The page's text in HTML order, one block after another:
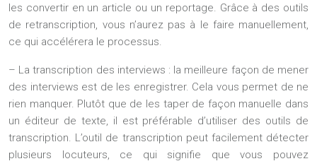
les convertir en un article ou un reportage. Grâce à des outils
de retranscription, vous n’aurez pas à le faire manuellement,
ce qui accélérera le processus.
– La transcription des interviews : la meilleure façon de mener
des interviews est de les enregistrer. Cela vous permet de ne
rien manquer. Plutôt que de les taper de façon manuelle dans
un éditeur de texte, il est préférable d’utiliser des outils de
transcription. L’outil de transcription peut facilement détecter
plusieurs locuteurs, ce qui signifie que vous pouvez